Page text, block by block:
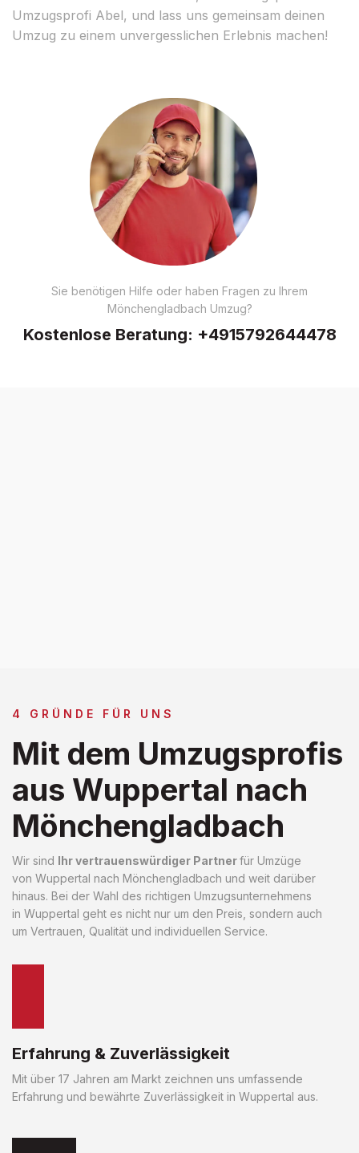
Umzugsprofi Abel, und lass uns gemeinsam deinen
Umzug zu einem unvergesslichen Erlebnis machen!
Sie benötigen Hilfe oder haben Fragen zu Ihrem
Mönchengladbach Umzug?
Kostenlose Beratung: +4915792644478
4 GRÜNDE FÜR UNS
Mit dem Umzugsprofis
aus Wuppertal nach
Mönchengladbach
Wir sind Ihr vertrauenswürdiger Partnerfür Umzüge
von Wuppertal nach Mönchengladbach und weit darüber
hinaus. Bei der Wahl des richtigen Umzugsunternehmens
in Wuppertal geht es nicht nur um den Preis, sondern auch
um Vertrauen, Qualität und individuellen Service.
Erfahrung & Zuverlässigkeit
Mit über 17 Jahren am Markt zeichnen uns umfassende
Erfahrung und bewährte Zuverlässigkeit in Wuppertal aus.